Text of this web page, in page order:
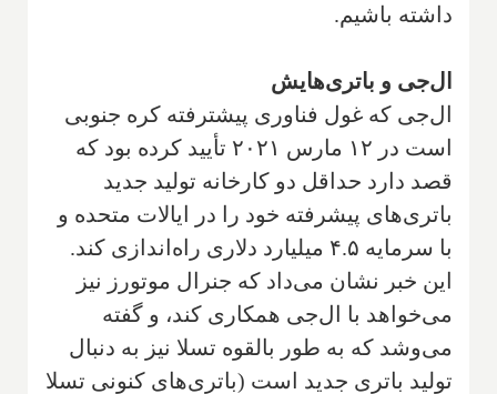
داشته باشیم.
ال‌جی و باتری‌هایش
ال‌جی که غول فناوری پیشترفته کره جنوبی
است در ۱۲ مارس ۲۰۲۱ تأیید کرده بود که
قصد دارد حداقل دو کارخانه تولید جدید
باتری‌های پیشرفته خود را در ایالات متحده و
با سرمایه ۴.۵ میلیارد دلاری راه‌اندازی کند.
این خبر نشان می‌داد که جنرال موتورز نیز
می‌‌خواهد با ال‌جی همکاری کند، و گفته
می‌وشد که به طور بالقوه تسلا نیز به دنبال
تولید باتری جدید است (باتری‌های کنونی تسلا